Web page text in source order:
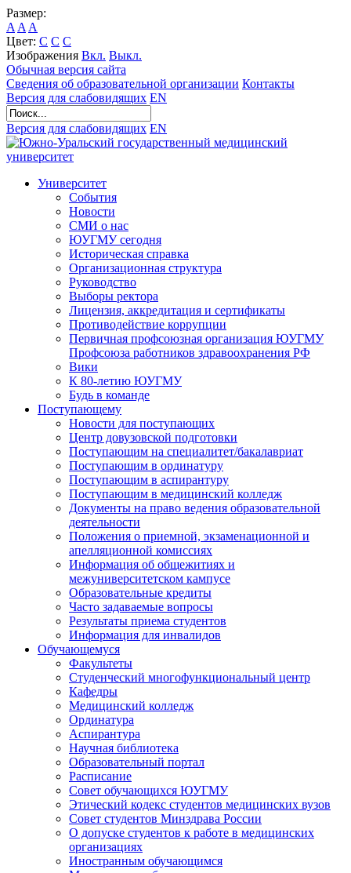
Размер:
A A A
Цвет: C C C
Изображения Вкл. Выкл.
Обычная версия сайта
Сведения об образовательной организации Контакты
Версия для слабовидящих EN
Версия для слабовидящих EN
Университет
События
Новости
СМИ о нас
ЮУГМУ сегодня
Историческая справка
Организационная структура
Руководство
Выборы ректора
Лицензия, аккредитация и сертификаты
Противодействие коррупции
Первичная профсоюзная организация ЮУГМУ
Профсоюза работников здравоохранения РФ
Вики
К 80-летию ЮУГМУ
Будь в команде
Поступающему
Новости для поступающих
Центр довузовской подготовки
Поступающим на специалитет/бакалавриат
Поступающим в ординатуру
Поступающим в аспирантуру
Поступающим в медицинский колледж
Документы на право ведения образовательной
деятельности
Положения о приемной, экзаменационной и
апелляционной комиссиях
Информация об общежитиях и
межуниверситетском кампусе
Образовательные кредиты
Часто задаваемые вопросы
Результаты приема студентов
Информация для инвалидов
Обучающемуся
Факультеты
Студенческий многофункциональный центр
Кафедры
Медицинский колледж
Ординатура
Аспирантура
Научная библиотека
Образовательный портал
Расписание
Совет обучающихся ЮУГМУ
Этический кодекс студентов медицинских вузов
Совет студентов Минздрава России
О допуске студентов к работе в медицинских
организациях
Иностранным обучающимся